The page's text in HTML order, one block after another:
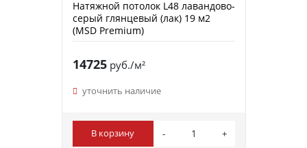
Натяжной потолок L48 лавандово-
серый глянцевый (лак) 19 м2
(MSD Premium)
14725руб./м²
уточнить наличие
В корзину